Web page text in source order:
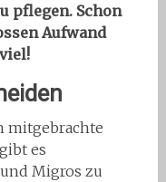
pflegen. Schon
Aufwand
mitgebrachte
es
Migros zu